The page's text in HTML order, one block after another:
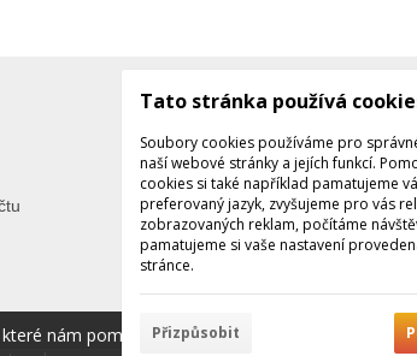
Kontakty
Kontaktujte nás
Tel.: +420 608 141 224
Po - Pá: 9:00 - 16:00
Facebook
nám pomáhají poskytovat služby. Používáním
Tato stránka používá
Soubory cookies používáme pro
naší webové stránky a jejích funkcí.
cookies si také například pamatujeme
preferovaný jazyk, zvyšujeme pro vás
zobrazovaných reklam, počítáme
pamatujeme si vaše nastavení
stránce.
Přizpůsobit